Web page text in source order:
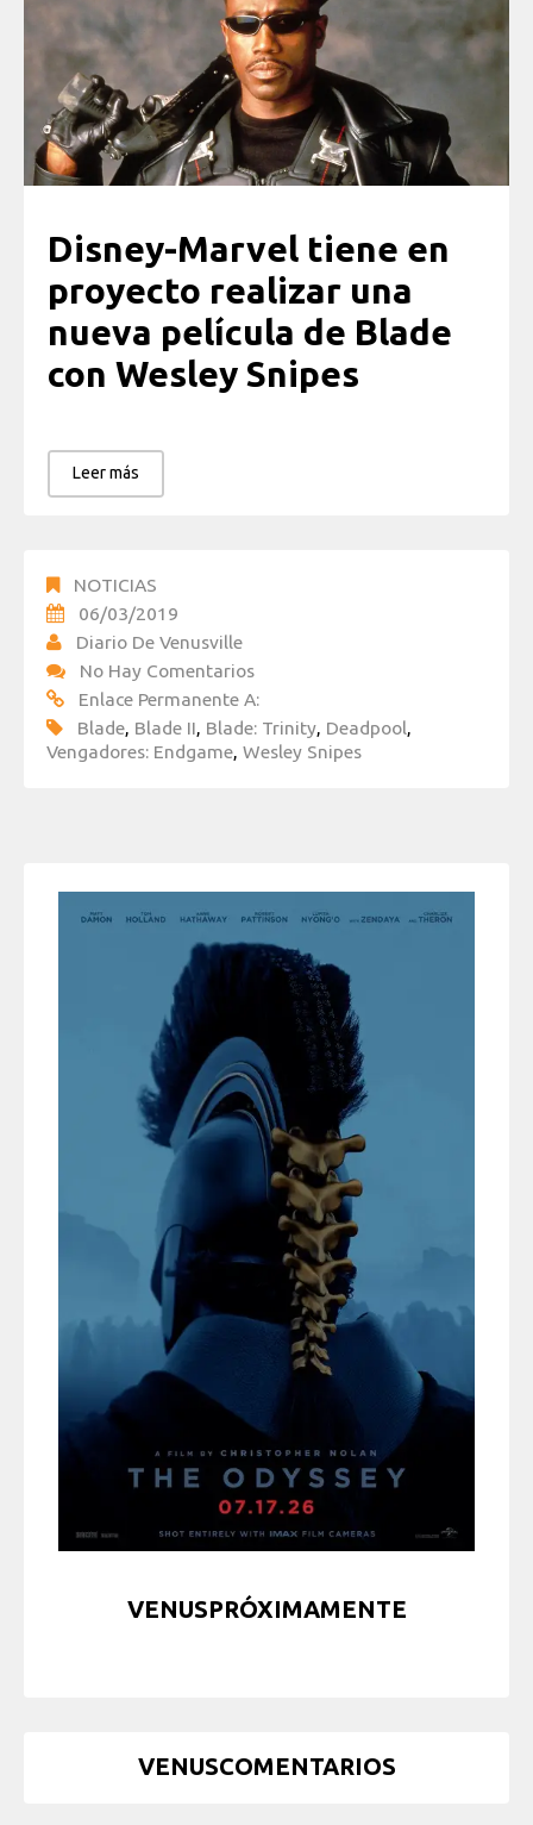
Disney-Marvel tiene en
proyecto realizar una
nueva película de Blade
con Wesley Snipes
Leer más
NOTICIAS
06/03/2019
Diario De Venusville
No Hay Comentarios
Enlace Permanente A:
Blade Blade II Blade: Trinity Deadpool
Vengadores: Endgame Wesley Snipes
VENUSPRÓXIMAMENTE
VENUSCOMENTARIOS